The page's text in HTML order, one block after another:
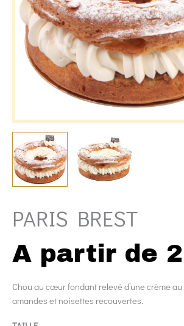
PARIS BREST
A partir de
Chou au cœur fondant relevé d’une crème
amandes et noisettes recouvertes.